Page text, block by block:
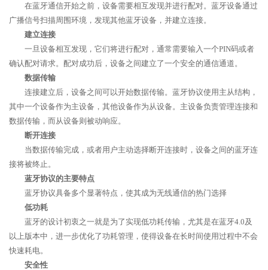
在蓝牙通信开始之前，设备需要相互发现并进行配对。蓝牙设备通过
广播信号扫描周围环境，发现其他蓝牙设备，并建立连接。
建立连接
一旦设备相互发现，它们将进行配对，通常需要输入一个PIN码或者
确认配对请求。配对成功后，设备之间建立了一个安全的通信通道。
数据传输
连接建立后，设备之间可以开始数据传输。蓝牙协议使用主从结构，
其中一个设备作为主设备，其他设备作为从设备。主设备负责管理连接和
数据传输，而从设备则被动响应。
断开连接
当数据传输完成，或者用户主动选择断开连接时，设备之间的蓝牙连
接将被终止。
蓝牙协议的主要特点
蓝牙协议具备多个显著特点，使其成为无线通信的热门选择
低功耗
蓝牙的设计初衷之一就是为了实现低功耗传输，尤其是在蓝牙4.0及
以上版本中，进一步优化了功耗管理，使得设备在长时间使用过程中不会
快速耗电。
安全性